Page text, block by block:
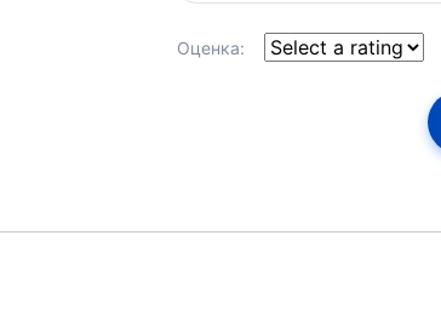
Оценка: